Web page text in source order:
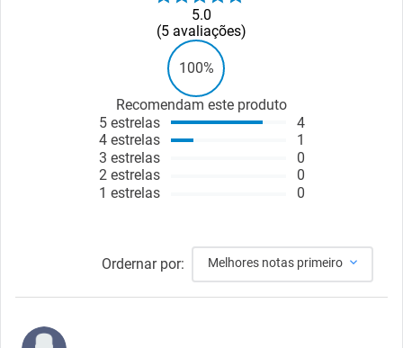
5.0
5 avaliações
100%
Recomendam este produto
5 estrelas
4 estrelas
3 estrelas
2 estrelas
1 estrelas
4
1
0
0
0
Ordernar por: Melhores notas primeiro